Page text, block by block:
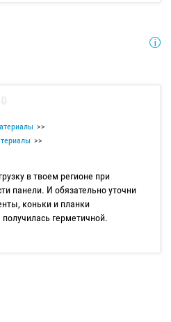
в твоем регионе при
панели. И обязательно уточни
коньки и планки
герметичной.